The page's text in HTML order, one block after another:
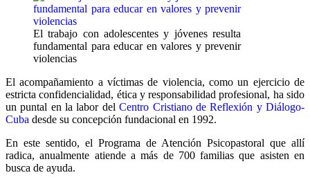
El trabajo con adolescentes y jóvenes resulta
fundamental para educar en valores y prevenir
violencias
El acompañamiento a víctimas de violencia, como un ejercicio de
estricta confidencialidad, ética y responsabilidad profesional, ha sido
un puntal en la labor delCentro Cristiano de Reflexión y Diálogo-
Cuba desde su concepción fundacional en 1992.
En este sentido, el Programa de Atención Psicopastoral que allí
radica, anualmente atiende a más de 700 familias que asisten en
busca de ayuda.